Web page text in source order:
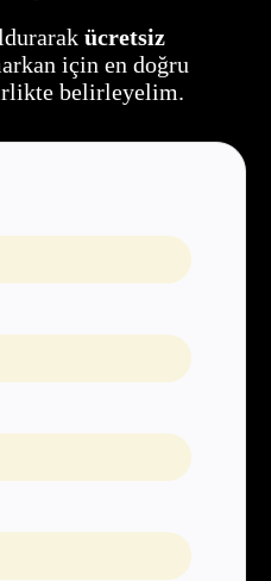
ücretsiz
için en doğru
belirleyelim.